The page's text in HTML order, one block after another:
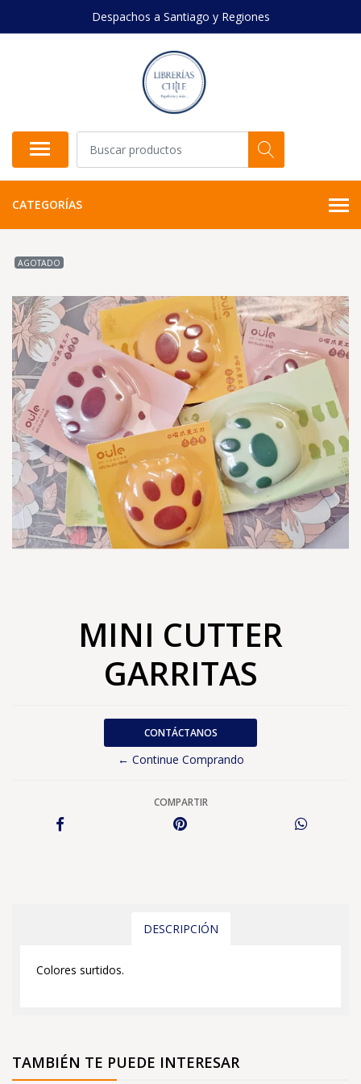
Despachos a Santiago y Regiones
CATEGORÍAS
AGOTADO
MINI CUTTER
GARRITAS
CONTÁCTANOS
← Continue Comprando
COMPARTIR
DESCRIPCIÓN
Colores surtidos.
TAMBIÉN TE PUEDE INTERESAR